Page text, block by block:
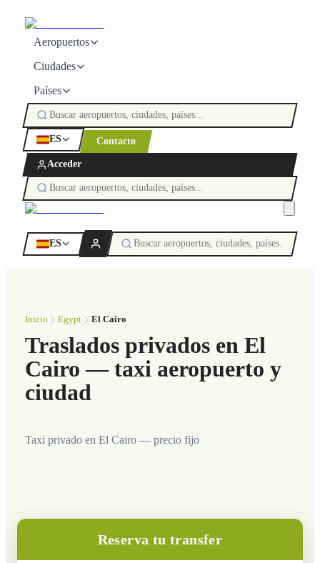
Aeropuertos
Ciudades
Países
ES Contacto
Acceder
ES
Inicio Egypt El Cairo
Traslados privados en El
Cairo — taxi aeropuerto y
ciudad
Taxi privado en El Cairo — precio fijo
Reserva tu transfer